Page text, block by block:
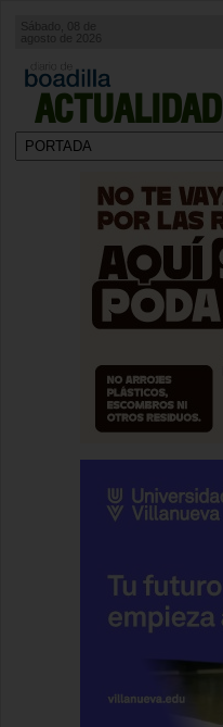
ACTUALIDAD
Sábado, 08 de
agosto de 2026